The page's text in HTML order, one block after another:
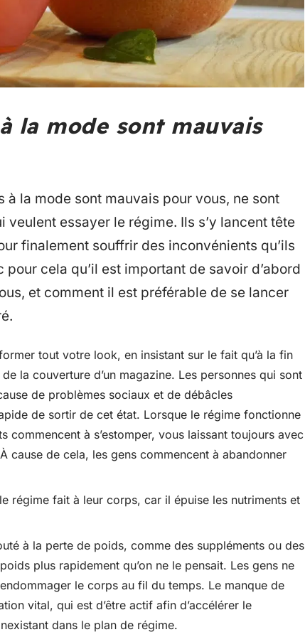
la mode sont mauvais
la mode sont mauvais pour vous, ne sont
essayer le régime. Ils s’y lancent tête
finalement souffrir des inconvénients qu’ils
cela qu’il est important de savoir d’abord
et comment il est préférable de se lancer
tout votre look, en insistant sur le fait qu’à la fin
la couverture d’un magazine. Les personnes qui sont
de problèmes sociaux et de débâcles
de sortir de cet état. Lorsque le régime fonctionne
commencent à s’estomper, vous laissant toujours avec
cause de cela, les gens commencent à abandonner
régime fait à leur corps, car il épuise les nutriments et
à la perte de poids, comme des suppléments ou des
plus rapidement qu’on ne le pensait. Les gens ne
le corps au fil du temps. Le manque de
vital, qui est d’être actif afin d’accélérer le
dans le plan de régime.